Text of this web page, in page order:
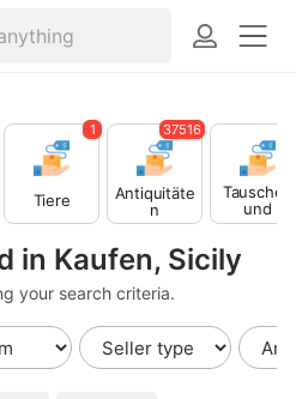
in Kaufen, Sicily
your search criteria.
Tiere
1
Antiquitäte
n
37516
Tauschen
und
Verschenk